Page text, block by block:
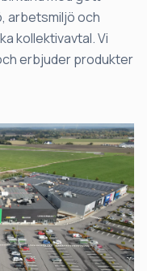
arbetsmiljö och
kollektivavtal. Vi
erbjuder produkter